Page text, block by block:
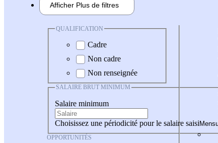
Afficher Plus de filtres
QUALIFICATION
Cadre
Non cadre
Non renseignée
SALAIRE BRUT MINIMUM
Salaire minimum
Choisissez une périodicité pour le salaire saisi
OPPORTUNITÉS